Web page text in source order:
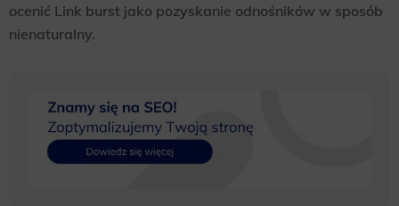
ocenić Link burst jako pozyskanie odnośników w sposób
nienaturalny.